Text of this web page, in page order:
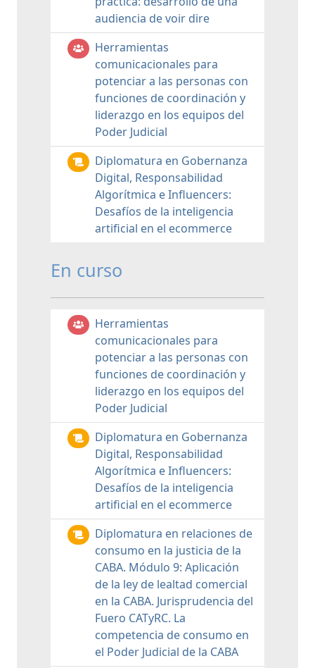
audiencia de voir dire
Herramientas
comunicacionales para
potenciar a las personas con
funciones de coordinación y
liderazgo en los equipos del
Poder Judicial
Diplomatura en Gobernanza
Digital, Responsabilidad
Algorítmica e Influencers:
Desafíos de la inteligencia
artificial en el ecommerce
En curso
Herramientas
comunicacionales para
potenciar a las personas con
funciones de coordinación y
liderazgo en los equipos del
Poder Judicial
Diplomatura en Gobernanza
Digital, Responsabilidad
Algorítmica e Influencers:
Desafíos de la inteligencia
artificial en el ecommerce
Diplomatura en relaciones de
consumo en la justicia de la
CABA. Módulo 9: Aplicación
de la ley de lealtad comercial
en la CABA. Jurisprudencia del
Fuero CATyRC. La
competencia de consumo en
el Poder Judicial de la CABA